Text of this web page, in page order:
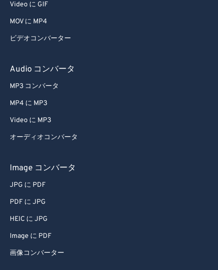
Video に GIF
MOV に MP4
ビデオコンバーター
Audio コンバータ
MP3 コンバータ
MP4 に MP3
Video に MP3
オーディオコンバータ
Image コンバータ
JPG に PDF
PDF に JPG
HEIC に JPG
Image に PDF
画像コンバーター